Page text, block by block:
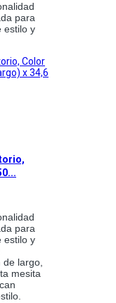
para
estilo y
para
estilo y
largo,
mesita